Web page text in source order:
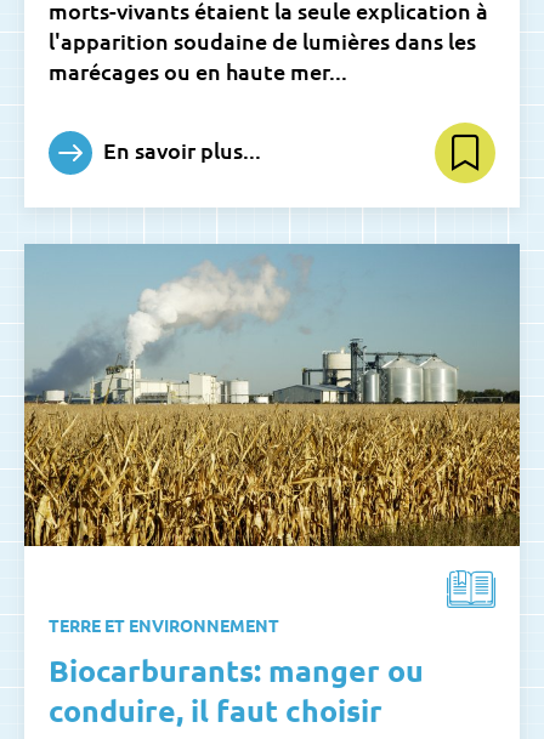
morts-vivants étaient la seule explication à
l'apparition soudaine de lumières dans les
marécages ou en haute mer...
En savoir plus...
TERRE ET ENVIRONNEMENT
Biocarburants: manger ou
conduire, il faut choisir